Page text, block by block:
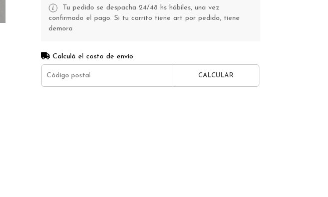
Tu pedido se despacha 24/48 hs hábiles, una vez
confirmado el pago. Si tu carrito tiene art por pedido, tiene
demora
Calculá el costo de envío
CALCULAR